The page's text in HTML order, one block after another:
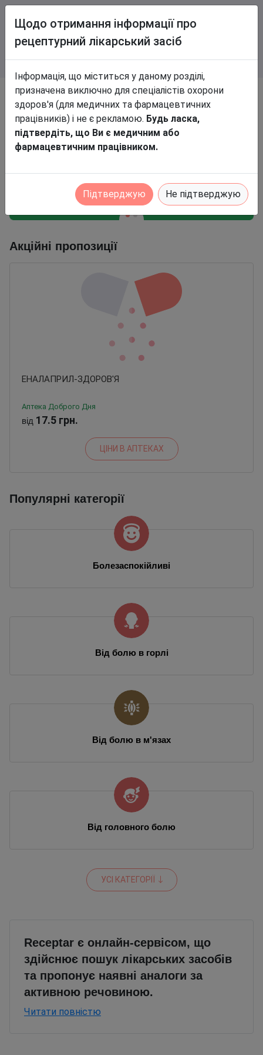
Щодо отримання інформації про
рецептурний лікарський засіб
Інформація, що міститься у даному розділі,
призначена виключно для спеціалістів охорони
здоров'я (для медичних та фармацевтичних
працівників) і не є рекламою. Будь ласка,
підтвердіть, що Ви є медичним або
фармацевтичним працівником.
Підтверджую Не підтверджую
Бронюйте товари в аптеках та
економте до 30%
Акційні пропозиції
ЕНАЛАПРИЛ-ЗДОРОВ'Я
Аптека Доброго Дня
від 17.5 грн.
ЦІНИ В АПТЕКАХ
Популярні категорії
Болезаспокійливі
Від болю в горлі
Від болю в м'язах
Від головного болю
УСІ КАТЕГОРІЇ
Receptar є онлайн-сервісом, що
здійснює пошук лікарських засобів
та пропонує наявні аналоги за
активною речовиною.
Читати повністю